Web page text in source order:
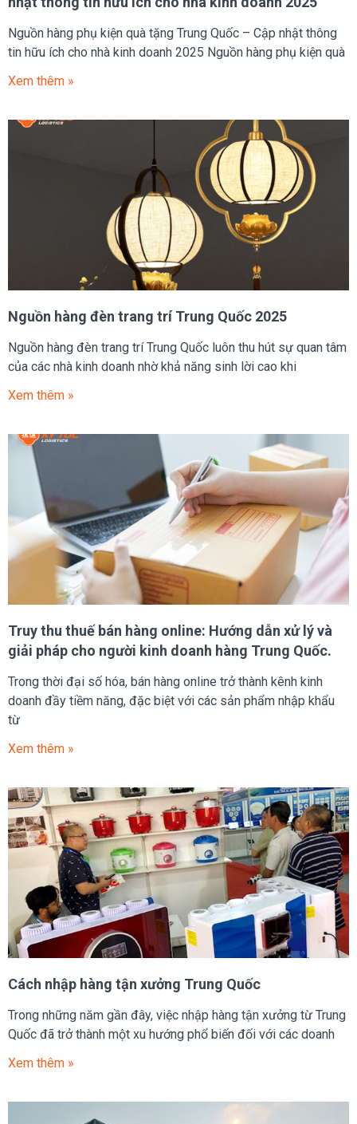
Nguồn hàng phụ kiện quà tặng Trung Quốc – Cập nhật thông
tin hữu ích cho nhà kinh doanh 2025 Nguồn hàng phụ kiện quà
Xem thêm »
Nguồn hàng đèn trang trí Trung Quốc 2025
Nguồn hàng đèn trang trí Trung Quốc luôn thu hút sự quan tâm
của các nhà kinh doanh nhờ khả năng sinh lời cao khi
Xem thêm »
Truy thu thuế bán hàng online: Hướng dẫn xử lý và
giải pháp cho người kinh doanh hàng Trung Quốc.
Trong thời đại số hóa, bán hàng online trở thành kênh kinh
doanh đầy tiềm năng, đặc biệt với các sản phẩm nhập khẩu
từ
Xem thêm »
Cách nhập hàng tận xưởng Trung Quốc
Trong những năm gần đây, việc nhập hàng tận xưởng từ Trung
Quốc đã trở thành một xu hướng phổ biến đối với các doanh
Xem thêm »